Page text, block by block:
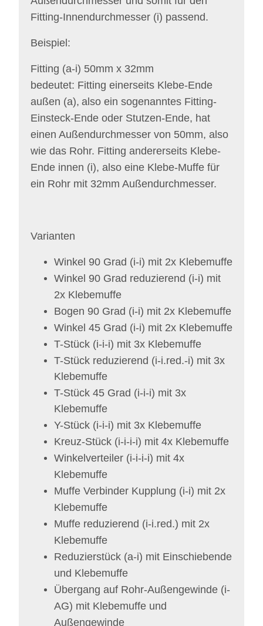
Fitting-Innendurchmesser (i) passend.
Beispiel:
Fitting (a-i) 50mm x 32mm
bedeutet: Fitting einerseits Klebe-Ende
außen (a), also ein sogenanntes Fitting-
Einsteck-Ende oder Stutzen-Ende, hat
einen Außendurchmesser von 50mm, also
wie das Rohr. Fitting andererseits Klebe-
Ende innen (i), also eine Klebe-Muffe für
ein Rohr mit 32mm Außendurchmesser.
Varianten
Winkel 90 Grad (i-i) mit 2x Klebemuffe
Winkel 90 Grad reduzierend (i-i) mit
2x Klebemuffe
Bogen 90 Grad (i-i) mit 2x Klebemuffe
Winkel 45 Grad (i-i) mit 2x Klebemuffe
T-Stück (i-i-i) mit 3x Klebemuffe
T-Stück reduzierend (i-i.red.-i) mit 3x
Klebemuffe
T-Stück 45 Grad (i-i-i) mit 3x
Klebemuffe
Y-Stück (i-i-i) mit 3x Klebemuffe
Kreuz-Stück (i-i-i-i) mit 4x Klebemuffe
Winkelverteiler (i-i-i-i) mit 4x
Klebemuffe
Muffe Verbinder Kupplung (i-i) mit 2x
Klebemuffe
Muffe reduzierend (i-i.red.) mit 2x
Klebemuffe
Reduzierstück (a-i) mit Einschiebende
und Klebemuffe
Übergang auf Rohr-Außengewinde (i-
AG) mit Klebemuffe und
Außengewinde